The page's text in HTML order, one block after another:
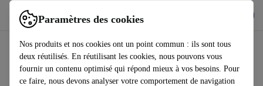
Paramètres des cookies
Nos produits et nos cookies ont un point commun : ils sont tous
deux réutilisés. En réutilisant les cookies, nous pouvons vous
fournir un contenu optimisé qui répond mieux à vos besoins. Pour
ce faire, nous devons analyser votre comportement de navigation
Utilisez refurbed rapidement et facilement